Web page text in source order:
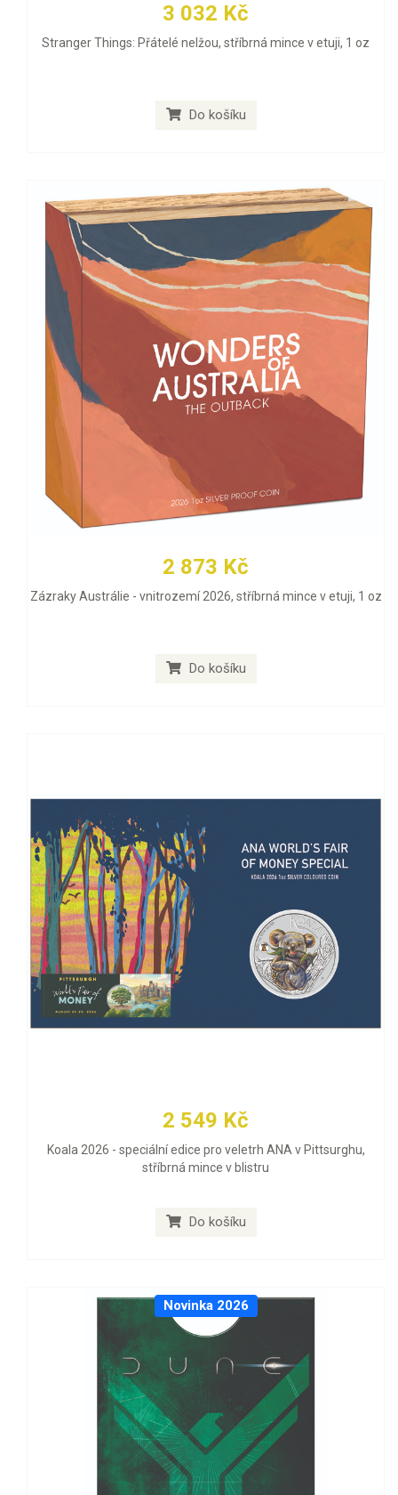
3 032 Kč
Stranger Things: Přátelé nelžou, stříbrná mince v etuji, 1 oz
Do košíku
2 873 Kč
Zázraky Austrálie - vnitrozemí 2026, stříbrná mince v etuji, 1 oz
Do košíku
2 549 Kč
Koala 2026 - speciální edice pro veletrh ANA v Pittsurghu,
stříbrná mince v blistru
Do košíku
Novinka 2026